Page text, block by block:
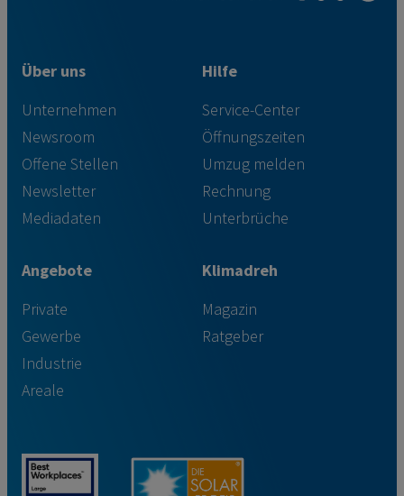
Über uns
Unternehmen
Newsroom
Offene Stellen
Newsletter
Mediadaten
Hilfe
Service-Center
Öffnungszeiten
Umzug melden
Rechnung
Unterbrüche
Angebote
Private
Gewerbe
Industrie
Areale
Klimadreh
Magazin
Ratgeber